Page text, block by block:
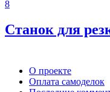
8
Станок для
О проекте
Оплата самоделок